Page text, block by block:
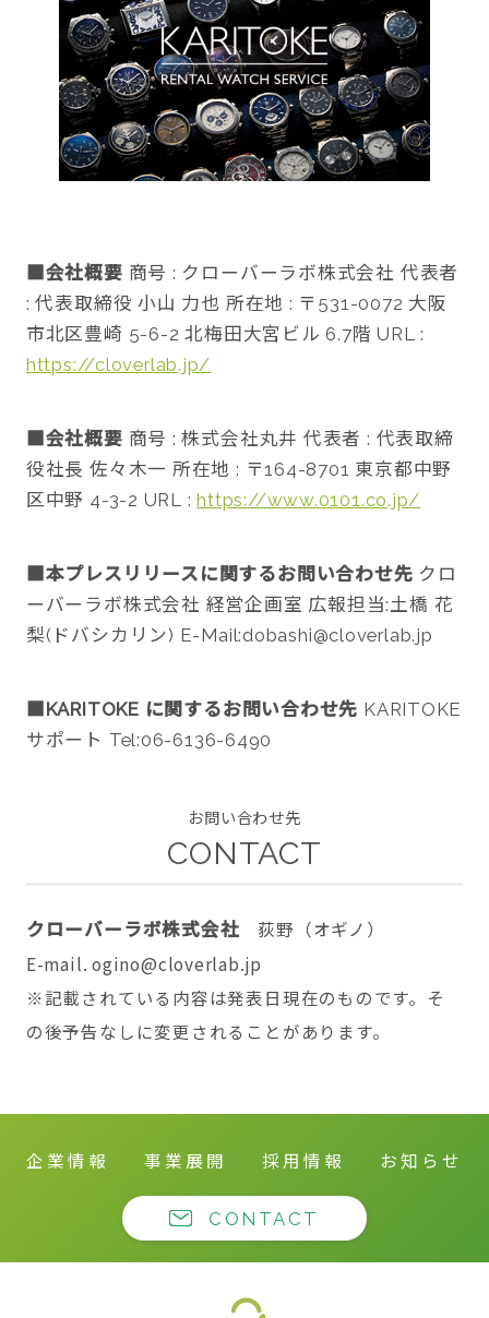
■会社概要 商号 : クローバーラボ株式会社 代表者
: 代表取締役 小山 力也 所在地 : 〒531-0072 大阪
市北区豊崎 5-6-2 北梅田大宮ビル 6.7階 URL :
https://cloverlab.jp/
■会社概要 商号 : 株式会社丸井 代表者 : 代表取締
役社長 佐々木一 所在地 : 〒164-8701 東京都中野
区中野 4-3-2 URL :https://www.0101.co.jp/
■本プレスリリースに関するお問い合わせ先 クロ
ーバーラボ株式会社 経営企画室 広報担当:土橋 花
梨(ドバシカリン) E-Mail:dobashi@cloverlab.jp
■KARITOKE に関するお問い合わせ先 KARITOKE
サポート Tel:06-6136-6490
お問い合わせ先
CONTACT
クローバーラボ株式会社 荻野（オギノ）
E-mail. ogino@cloverlab.jp
※記載されている内容は発表日現在のものです。そ
の後予告なしに変更されることがあります。
企業情報 事業展開 採用情報 お知らせ
CONTACT